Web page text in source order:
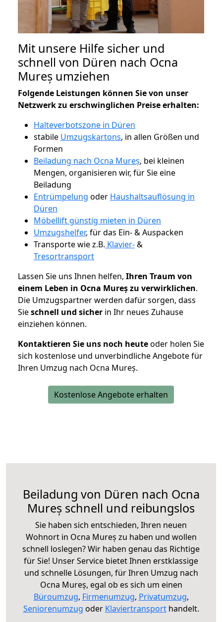
Mit unsere Hilfe sicher und
schnell von Düren nach Ocna
Mureș umziehen
Folgende Leistungen können Sie von unser
Netzwerk zu erschwinglichen Preise erhalten:
Halteverbotszone in Düren
stabile Umzugskartons, in allen Größen und
Formen
Beiladung nach Ocna Mureș, bei kleinen
Mengen, organisieren wir, für Sie eine
Beiladung
Entrümpelung oder Haushaltsauflösung in
Düren
Möbellift günstig mieten in Düren
Umzugshelfer, für das Ein- & Auspacken
Transporte wie z.B. Klavier-&
Tresortransport
Lassen Sie uns Ihnen helfen, Ihren Traum von
einem Leben in Ocna Mureș zu verwirklichen.
Die Umzugspartner werden dafür sorgen, dass
Sieschnell und sicher in Ihr neues Zuhause
einziehen können.
Kontaktieren Sie uns noch heuteoder holen Sie
sich kostenlose und unverbindliche Angebote für
Ihren Umzug nach Ocna Mureș.
Kostenlose Angebote erhalten
Beiladung von Düren nach Ocna
Mureș schnell und reibungslos
Sie haben sich entschieden, Ihren neuen
Wohnort in Ocna Mureș zu haben und wollen
schnell loslegen? Wir haben genau das Richtige
für Sie! Unser Service bietet Ihnen erstklassige
und schnelle Lösungen, für Ihren Umzug nach
Ocna Mureș, egal ob es sich um einen
Büroumzug, Firmenumzug, Privatumzug,
Seniorenumzug oder Klaviertransporthandelt.